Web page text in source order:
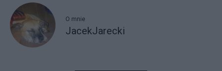
O mnie
JacekJarecki